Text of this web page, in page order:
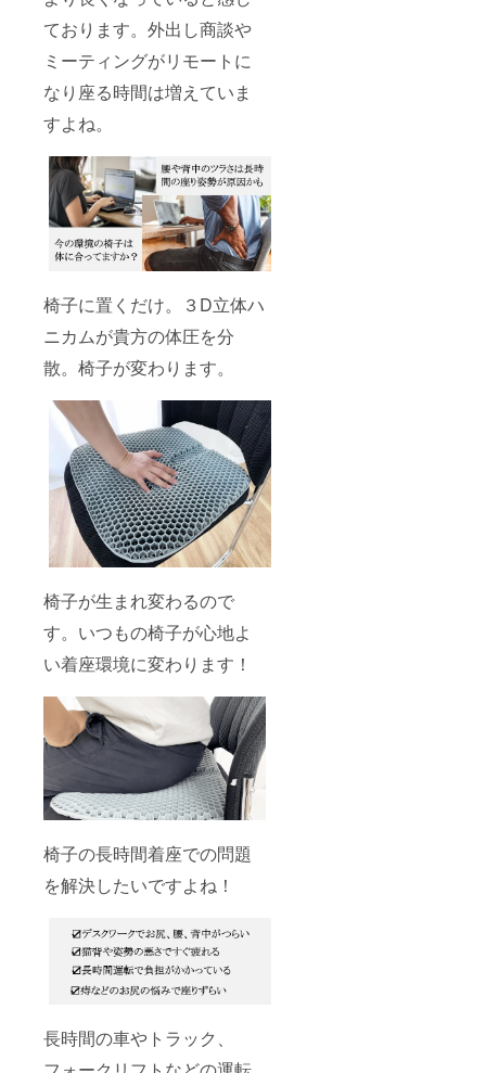
ております。外出し商談や
ミーティングがリモートに
なり座る時間は増えていま
すよね。
椅子に置くだけ。３D立体ハ
ニカムが貴方の体圧を分
散。椅子が変わります。
椅子が生まれ変わるので
す。いつもの椅子が心地よ
い着座環境に変わります！
椅子の長時間着座での問題
を解決したいですよね！
長時間の車やトラック、